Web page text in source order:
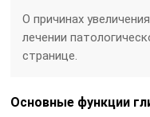
О причинах
лечении
странице.
Основные функции